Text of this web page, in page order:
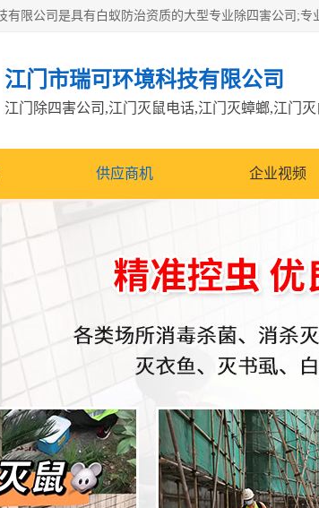
江门市瑞可环境科技有限公司
供应商机 企业视频